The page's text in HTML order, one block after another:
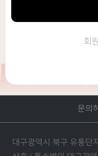
회
문의
대구광역시 북구 유통단